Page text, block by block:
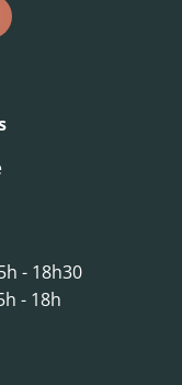
- 18h30
- 18h